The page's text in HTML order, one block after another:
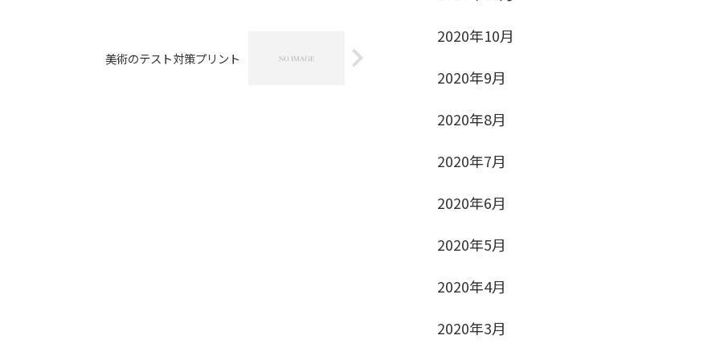
美術のテスト対策プリント
2020年10月
2020年9月
2020年8月
2020年7月
2020年6月
2020年5月
2020年4月
2020年3月